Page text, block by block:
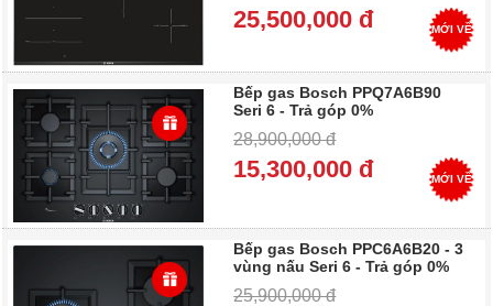
25,500,000 đ MỚI VỀ
Bếp gas Bosch PPQ7A6B90
Seri 6 - Trả góp 0%
28,900,000 đ
15,300,000 đ MỚI VỀ
Bếp gas Bosch PPC6A6B20 - 3
vùng nấu Seri 6 - Trả góp 0%
25,900,000 đ